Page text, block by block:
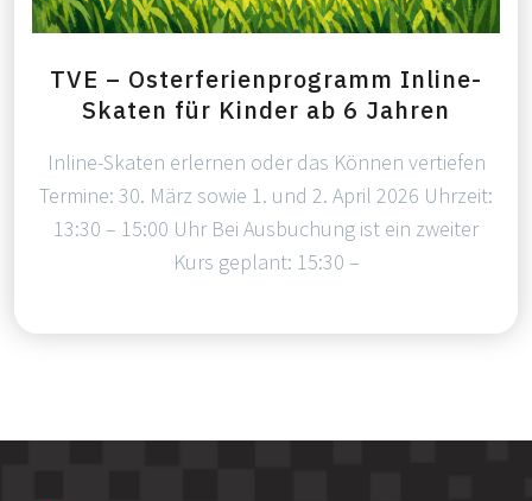
TVE – Osterferienprogramm Inline-
Skaten für Kinder ab 6 Jahren
Inline-Skaten erlernen oder das Können vertiefen
Termine: 30. März sowie 1. und 2. April 2026 Uhrzeit:
13:30 – 15:00 Uhr Bei Ausbuchung ist ein zweiter
Kurs geplant: 15:30 –